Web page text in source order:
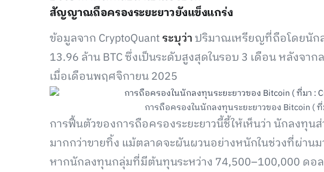
สัญญาณถือครองระยะยาวยังแข็งแกร่ง
ข้อมูลจาก CryptoQuantระบุว่าปริมาณเหรียญที่ถือโดยนัก
13.96 ล้าน BTC ซึ่งเป็นระดับสูงสุดในรอบ 3 เดือน หลังจา
เมื่อเดือนพฤศจิกายน 2025
การถือครองในนักลงทุนระยะยาวของ Bitcoin ( ที่
การฟื้นตัวของการถือครองระยะยาวนี้ชี้ให้เห็นว่า นักลงทุน
มากกว่าขายทิ้ง แม้ตลาดจะผันผวนอย่างหนักในช่วงที่ผ่านม
หากนักลงทุนกลุ่มที่มีต้นทุนระหว่าง 74,500–100,000 ดอ